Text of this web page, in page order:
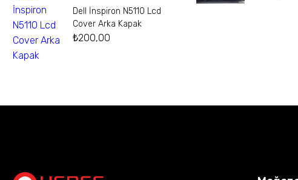
Dell İnspiron N5110 Lcd
Cover Arka Kapak
₺200,00